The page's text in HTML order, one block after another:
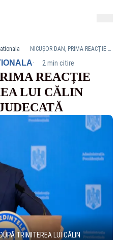
NICUȘOR DAN, PRIMA REACȚIE DUPĂ TRIMITEREA LUI CĂLIN GEORGESCU ÎN JUDECATĂ
· 2 min citire
REACȚIE
LUI CĂLIN
TRIMITEREA LUI CĂLIN